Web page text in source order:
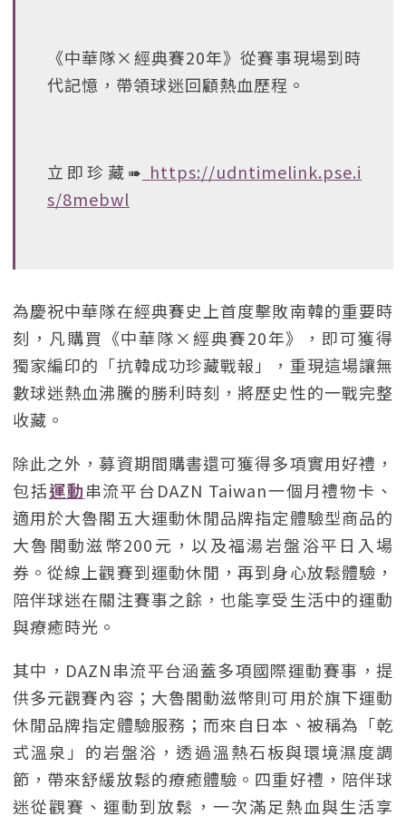
《中華隊×經典賽20年》從賽事現場到時
代記憶，帶領球迷回顧熱血歷程。
立即珍藏➠ https://udntimelink.pse.i
s/8mebwl
為慶祝中華隊在經典賽史上首度擊敗南韓的重要時
刻，凡購買《中華隊×經典賽20年》，即可獲得
獨家編印的「抗韓成功珍藏戰報」，重現這場讓無
數球迷熱血沸騰的勝利時刻，將歷史性的一戰完整
收藏。
除此之外，募資期間購書還可獲得多項實用好禮，
包括運動串流平台DAZN Taiwan一個月禮物卡、
適用於大魯閣五大運動休閒品牌指定體驗型商品的
大魯閣動滋幣200元，以及福湯岩盤浴平日入場
券。從線上觀賽到運動休閒，再到身心放鬆體驗，
陪伴球迷在關注賽事之餘，也能享受生活中的運動
與療癒時光。
其中，DAZN串流平台涵蓋多項國際運動賽事，提
供多元觀賽內容；大魯閣動滋幣則可用於旗下運動
休閒品牌指定體驗服務；而來自日本、被稱為「乾
式溫泉」的岩盤浴，透過溫熱石板與環境濕度調
節，帶來舒緩放鬆的療癒體驗。四重好禮，陪伴球
迷從觀賽、運動到放鬆，一次滿足熱血與生活享